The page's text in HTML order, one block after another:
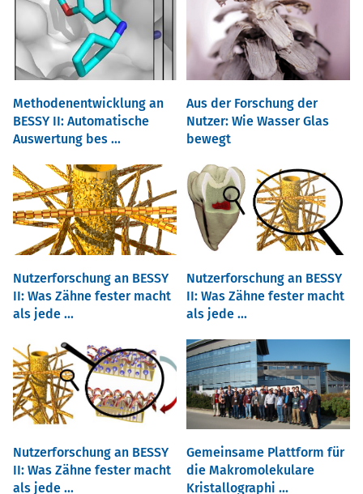
Methodenentwicklung an
BESSY II: Automatische
Auswertung bes ...
Aus der Forschung der
Nutzer: Wie Wasser Glas
bewegt
Nutzerforschung an BESSY
II: Was Zähne fester macht
als jede ...
Nutzerforschung an BESSY
II: Was Zähne fester macht
als jede ...
Nutzerforschung an BESSY
II: Was Zähne fester macht
als jede ...
Gemeinsame Plattform für
die Makromolekulare
Kristallographi ...